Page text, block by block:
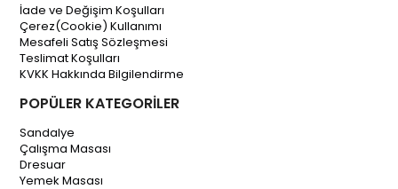
İade ve Değişim Koşulları
Çerez(Cookie) Kullanımı
Mesafeli Satış Sözleşmesi
Teslimat Koşulları
KVKK Hakkında Bilgilendirme
POPÜLER KATEGORİLER
Sandalye
Çalışma Masası
Dresuar
Yemek Masası